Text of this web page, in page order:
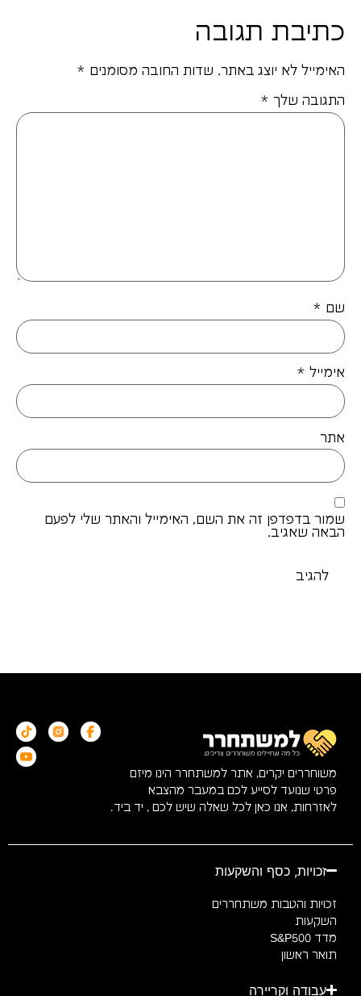
כתיבת תגובה
האימייל לא יוצג באתר. שדות החובה מסומנים *
התגובה שלך *
שם *
אימייל *
אתר
שמור בדפדפן זה את השם, האימייל והאתר שלי לפעם
הבאה שאגיב.
משוחררים יקרים, אתר למשתחרר הינו מיזם
פרטי שנועד לסייע לכם במעבר מהצבא
לאזרחות, אנו כאן לכל שאלה שיש לכם , יד ביד.
זכויות, כסף והשקעות
זכויות והטבות משתחררים
השקעות
מדד S&P500
תואר ראשון
עבודה וקריירה